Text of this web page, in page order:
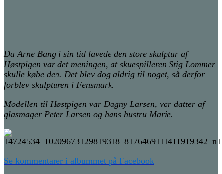
Da Arne Bang i sin tid lavede den store skulptur af
Høstpigen var det meningen, at skuespilleren Stig Lommer
skulle købe den. Det blev dog aldrig til noget, så derfor
forblev skulpturen i Fensmark.
Modellen til Høstpigen var Dagny Larsen, var datter af
glasmager Peter Larsen og hans hustru Marie.
Se kommentarer i albummet på Facebook